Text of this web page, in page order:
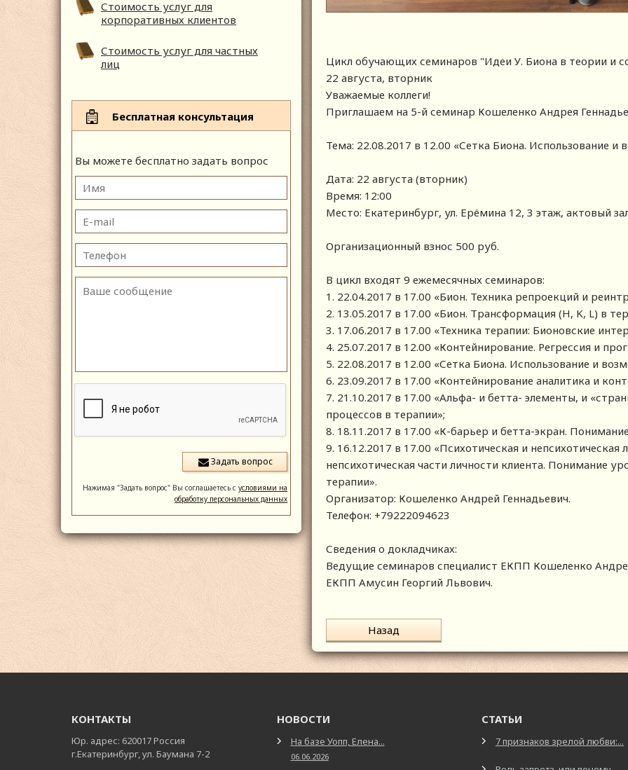
Стоимость услуг для
корпоративных клиентов
Стоимость услуг для частных
лиц
Бесплатная консультация
Вы можете бесплатно задать вопрос
Нажимая "Задать вопрос" Вы соглашаетесь сусловиями на
обработку персональных данных
Цикл обучающих семинаров "Идеи У. Биона в теории и
22 августа, вторник
Уважаемые коллеги!
Приглашаем на 5-й семинар Кошеленко Андрея
Тема: 22.08.2017 в 12.00 «Сетка Биона. Использование и
Дата: 22 августа (вторник)
Время: 12:00
Место: Екатеринбург, ул. Ерёмина 12, 3 этаж, актовый
Организационный взнос 500 руб.
В цикл входят 9 ежемесячных семинаров:
1. 22.04.2017 в 17.00 «Бион. Техника репроекций и
2. 13.05.2017 в 17.00 «Бион. Трансформация (H, K, L) в
3. 17.06.2017 в 17.00 «Техника терапии: Бионовские
4. 25.07.2017 в 12.00 «Контейнирование. Регрессия и
5. 22.08.2017 в 12.00 «Сетка Биона. Использование и
6. 23.09.2017 в 17.00 «Контейнирование аналитика и
7. 21.10.2017 в 17.00 «Альфа- и бетта- элементы, и
процессов в терапии»;
8. 18.11.2017 в 17.00 «К-барьер и бетта-экран.
9. 16.12.2017 в 17.00 «Психотическая и непсихотическая
непсихотическая части личности клиента. Понимание
терапии».
Организатор: Кошеленко Андрей Геннадьевич.
Телефон: +79222094623
Сведения о докладчиках:
Ведущие семинаров специалист ЕКПП Кошеленко
ЕКПП Амусин Георгий Львович.
Назад
КОНТАКТЫ
Юр. адрес: 620017 Россия
г.Екатеринбург, ул. Баумана 7-2
НОВОСТИ
На базе Уопп, Елена...
06.06.2026
СТАТЬИ
7 признаков зрелой любви:...